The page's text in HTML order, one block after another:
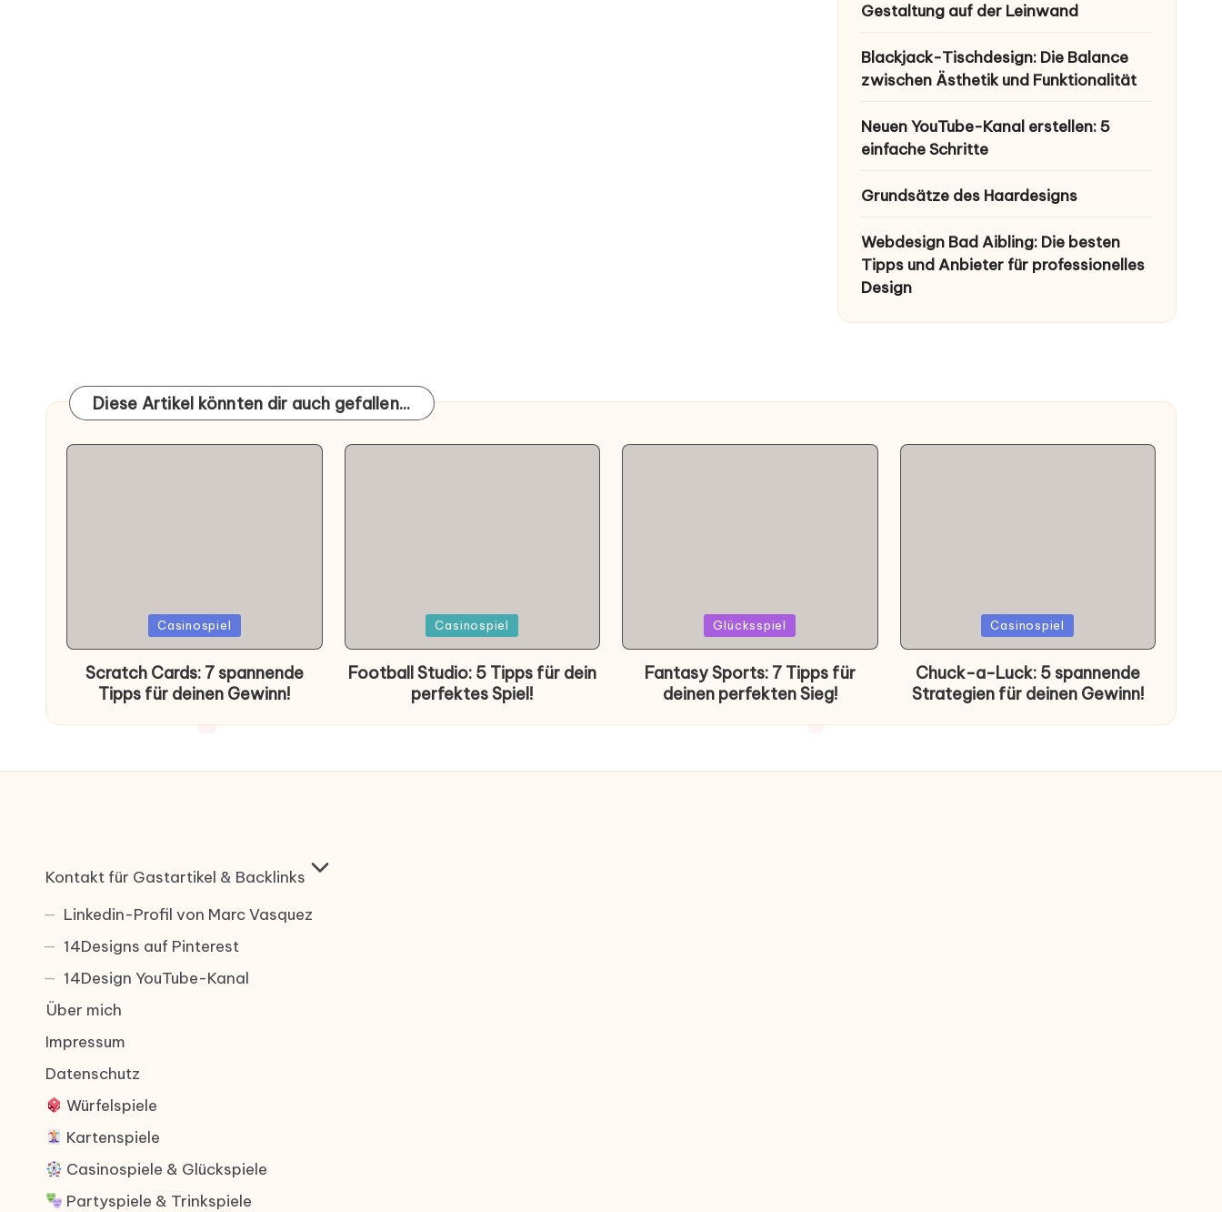
Gestaltung auf der Leinwand
Blackjack-Tischdesign: Die Balance
zwischen Ästhetik und Funktionalität
Neuen YouTube-Kanal erstellen: 5
einfache Schritte
Grundsätze des Haardesigns
Webdesign Bad Aibling: Die besten
Tipps und Anbieter für professionelles
Design
Diese Artikel könnten dir auch gefallen...
in
Casinospiel
Scratch Cards: 7 spannende
Tipps für deinen Gewinn!
in
Casinospiel
Football Studio: 5 Tipps für dein
perfektes Spiel!
in
Glücksspiel
Fantasy Sports: 7 Tipps für
deinen perfekten Sieg!
in
Casinospiel
Chuck-a-Luck: 5 spannende
Strategien für deinen Gewinn!
Kontakt für Gastartikel & Backlinks
Linkedin-Profil von Marc Vasquez
14Designs auf Pinterest
14Design YouTube-Kanal
Über mich
Impressum
Datenschutz
Würfelspiele
Kartenspiele
Casinospiele & Glückspiele
Partyspiele & Trinkspiele